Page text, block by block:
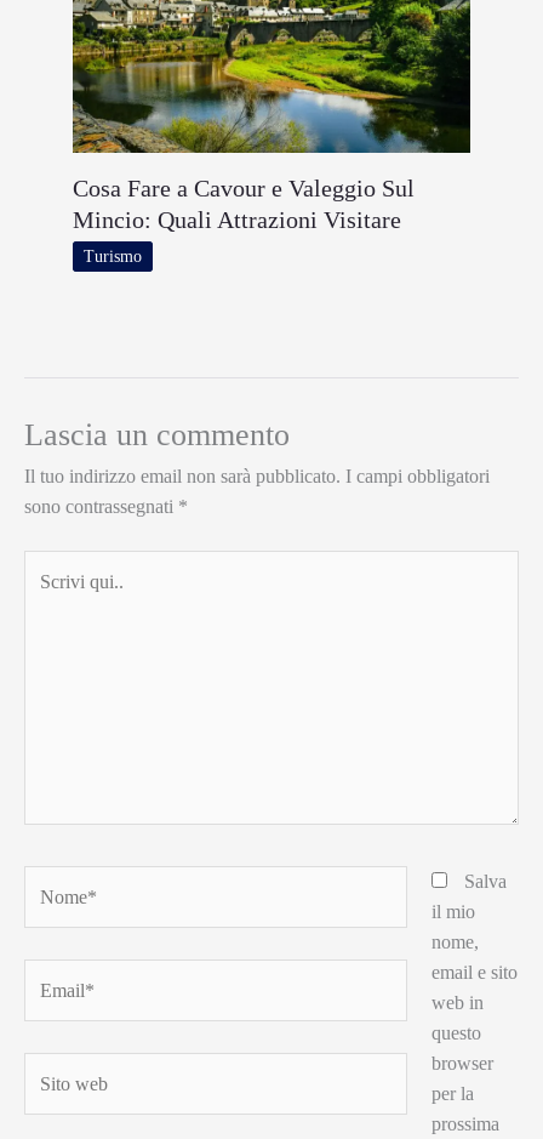
Cosa Fare a Cavour e Valeggio Sul
Mincio: Quali Attrazioni Visitare
Turismo
Lascia un commento
Il tuo indirizzo email non sarà pubblicato. I campi obbligatori
sono contrassegnati *
Salva
il mio
nome,
email e sito
web in
questo
browser
per la
prossima